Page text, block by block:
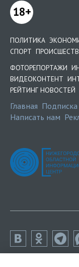
18+
ПОЛИТИКА
СПОРТ
ФОТОРЕПОРТАЖИ
ВИДЕОКОНТЕНТ
РЕЙТИНГ НОВОСТЕЙ
Главная Подписка
Написать нам